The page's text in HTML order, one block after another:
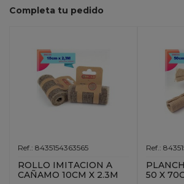
Completa tu pedido
Ref.: 8435154363565
ROLLO IMITACION A
CAÑAMO 10CM X 2.3M
Ref.:
50 X